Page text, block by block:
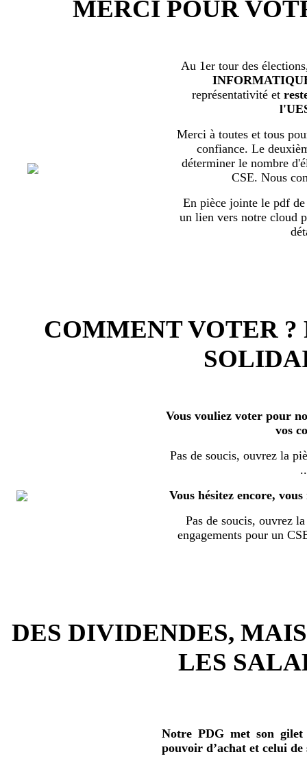
MERCI POUR
Au 1er tour des
représentativité et
Merci à toutes et tous
confiance. Le
déterminer le nombre
CSE. Nous
En pièce jointe le pdf de
un lien vers notre cloud
COMMENT VOTER ?
Vous vouliez voter pour
vos
Pas de soucis, ouvrez la
Vous hésitez encore,
Pas de soucis, ouvrez
engagements pour un
DES DIVIDENDES,
LES
Notre PDG met son
pouvoir d’achat et celui de